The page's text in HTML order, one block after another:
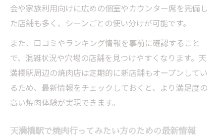
会や家族利用向けに広めの個室やカウンター席を完備し
た店舗も多く、シーンごとの使い分けが可能です。
また、口コミやランキング情報を事前に確認すること
で、混雑状況や穴場の店舗を見つけやすくなります。天
満橋駅周辺の焼肉店は定期的に新店舗もオープンしてい
るため、最新情報をチェックしておくと、より満足度の
高い焼肉体験が実現できます。
天満橋駅で焼肉行ってみたい方のための最新情報